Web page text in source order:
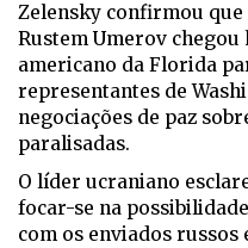
Zelensky confirmou
Rustem Umerov
americano da Florida
representantes de
negociações de paz
paralisadas.
O líder ucraniano
focar-se na
com os enviados